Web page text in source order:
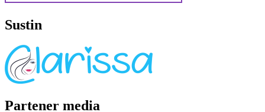
Sustin
Partener media